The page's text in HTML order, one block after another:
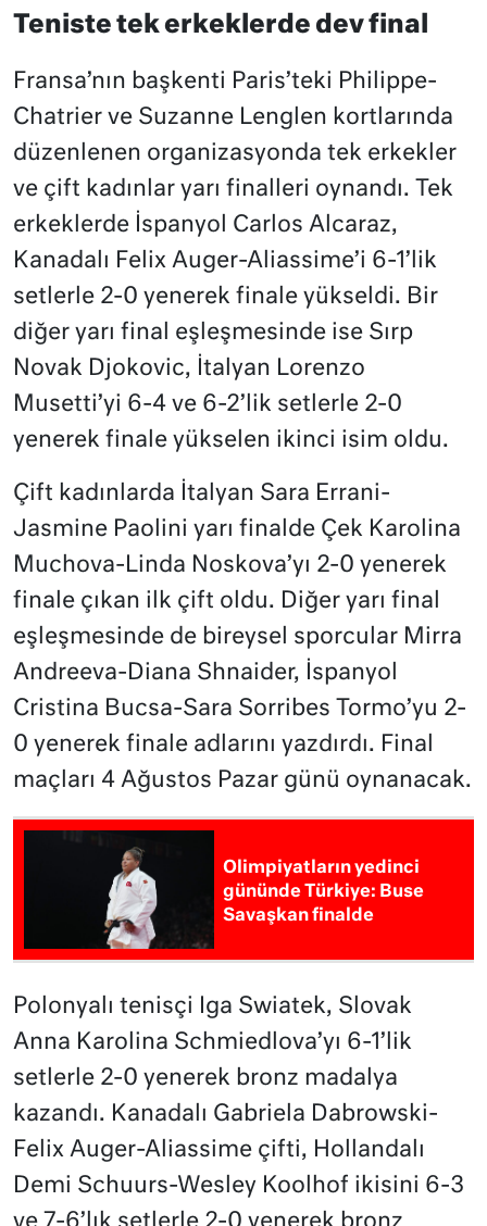
Teniste tek erkeklerde dev final
Fransa’nın başkenti Paris’teki Philippe-
Chatrier ve Suzanne Lenglen kortlarında
düzenlenen organizasyonda tek erkekler
ve çift kadınlar yarı finalleri oynandı. Tek
erkeklerde İspanyol Carlos Alcaraz,
Kanadalı Felix Auger-Aliassime’i 6-1’lik
setlerle 2-0 yenerek finale yükseldi. Bir
diğer yarı final eşleşmesinde ise Sırp
Novak Djokovic, İtalyan Lorenzo
Musetti’yi 6-4 ve 6-2’lik setlerle 2-0
yenerek finale yükselen ikinci isim oldu.
Çift kadınlarda İtalyan Sara Errani-
Jasmine Paolini yarı finalde Çek Karolina
Muchova-Linda Noskova’yı 2-0 yenerek
finale çıkan ilk çift oldu. Diğer yarı final
eşleşmesinde de bireysel sporcular Mirra
Andreeva-Diana Shnaider, İspanyol
Cristina Bucsa-Sara Sorribes Tormo’yu 2-
0 yenerek finale adlarını yazdırdı. Final
maçları 4 Ağustos Pazar günü oynanacak.
Olimpiyatların yedinci
gününde Türkiye: Buse
Savaşkan finalde
Polonyalı tenisçi Iga Swiatek, Slovak
Anna Karolina Schmiedlova’yı 6-1’lik
setlerle 2-0 yenerek bronz madalya
kazandı. Kanadalı Gabriela Dabrowski-
Felix Auger-Aliassime çifti, Hollandalı
Demi Schuurs-Wesley Koolhof ikisini 6-3